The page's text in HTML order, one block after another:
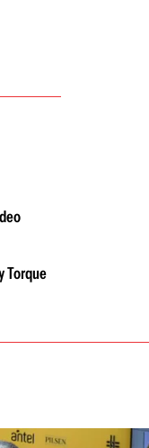
Torque